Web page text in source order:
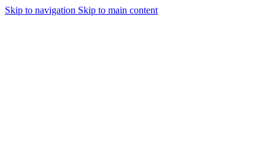
Skip to navigation Skip to main content